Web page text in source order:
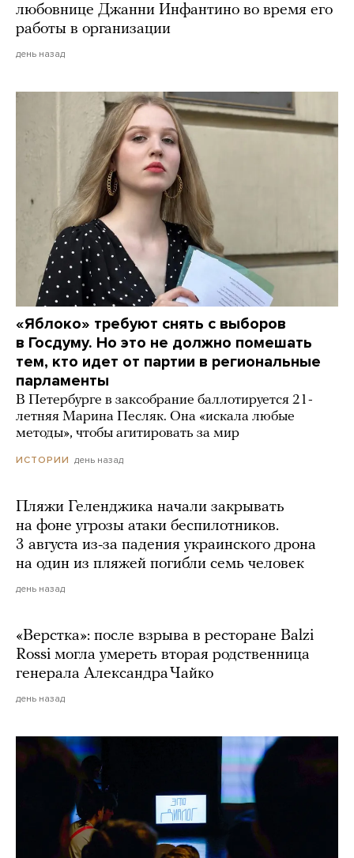
любовнице Джанни Инфантино во время его
работы в организации
день назад
«Яблоко» требуют снять с выборов
в Госдуму. Но это не должно помешать
тем, кто идет от партии в региональные
парламенты
В Петербурге в заксобрание баллотируется 21-
летняя Марина Песляк. Она «искала любые
методы», чтобы агитировать за мир
ИСТОРИИ день назад
Пляжи Геленджика начали закрывать
на фоне угрозы атаки беспилотников.
3 августа из-за падения украинского дрона
на один из пляжей погибли семь человек
день назад
«Верстка»: после взрыва в ресторане Balzi
Rossi могла умереть вторая родственница
генерала Александра Чайко
день назад